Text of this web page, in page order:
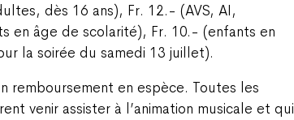
dès 16 ans), Fr. 12.- (AVS, AI,
en âge de scolarité), Fr. 10.- (enfants en
la soirée du samedi 13 juillet).
remboursement en espèce. Toutes les
venir assister à l’animation musicale et qui